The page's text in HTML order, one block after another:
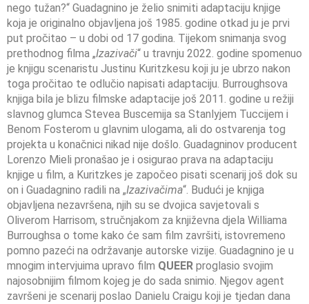
nego tužan?“ Guadagnino je želio snimiti adaptaciju knjige
koja je originalno objavljena još 1985. godine otkad ju je prvi
put pročitao – u dobi od 17 godina. Tijekom snimanja svog
prethodnog filma „Izazivači“ u travnju 2022. godine spomenuo
je knjigu scenaristu Justinu Kuritzkesu koji ju je ubrzo nakon
toga pročitao te odlučio napisati adaptaciju. Burroughsova
knjiga bila je blizu filmske adaptacije još 2011. godine u režiji
slavnog glumca Stevea Buscemija sa Stanlyjem Tuccijem i
Benom Fosterom u glavnim ulogama, ali do ostvarenja tog
projekta u konačnici nikad nije došlo. Guadagninov producent
Lorenzo Mieli pronašao je i osigurao prava na adaptaciju
knjige u film, a Kuritzkes je započeo pisati scenarij još dok su
on i Guadagnino radili na „Izazivačima“. Budući je knjiga
objavljena nezavršena, njih su se dvojica savjetovali s
Oliverom Harrisom, stručnjakom za književna djela Williama
Burroughsa o tome kako će sam film završiti, istovremeno
pomno pazeći na održavanje autorske vizije. Guadagnino je u
mnogim intervjuima upravo film QUEER proglasio svojim
najosobnijim filmom kojeg je do sada snimio. Njegov agent
završeni je scenarij poslao Danielu Craigu koji je tjedan dana